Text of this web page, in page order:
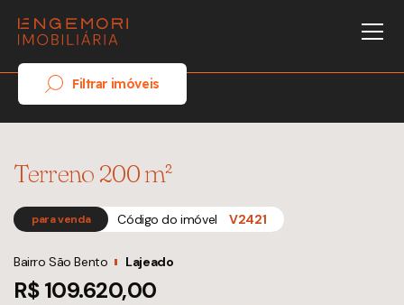
Filtrar imóveis
Terreno 200 m²
para venda Código do imóvel V2421
Bairro São Bento Lajeado
R$ 109.620,00